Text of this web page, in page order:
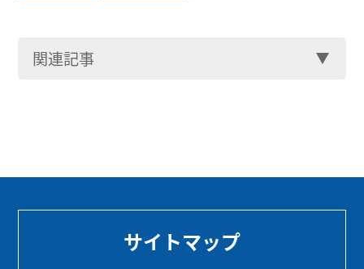
関連記事
サイトマップ